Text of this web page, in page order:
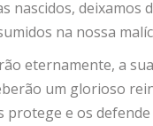
nascidos,
na nossa
eternamente, a
um glorioso
protege e os